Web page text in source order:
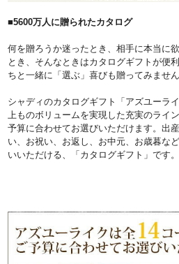
■5600万人に贈られたカタログ
何を贈ろうか迷ったとき、相手に本当に
とき、そんなときはカタログギフトが便
ちと一緒に「選ぶ」喜びも贈ってみませ
シャディのカタログギフト「アズユーラ
上ものボリュームを実現した充実のライ
予算に合わせてお選びいただけます。出
い、お祝い、お返し、お中元、お歳暮な
いいただける、「カタログギフト」です。